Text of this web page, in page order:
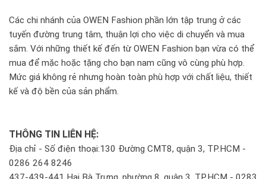
Các chi nhánh của OWEN Fashion phần lớn tập trung ở các
tuyến đường trung tâm, thuận lợi cho việc di chuyển và mua
sắm. Với những thiết kế đến từ OWEN Fashion bạn vừa có thể
mua để mặc hoặc tặng cho bạn nam cũng vô cùng phù hợp.
Mức giá không rẻ nhưng hoàn toàn phù hợp với chất liệu, thiết
kế và độ bền của sản phẩm.
THÔNG TIN LIÊN HỆ:
Địa chỉ - Số điện thoại:130 Đường CMT8, quận 3, TP.HCM -
0286 264 8246